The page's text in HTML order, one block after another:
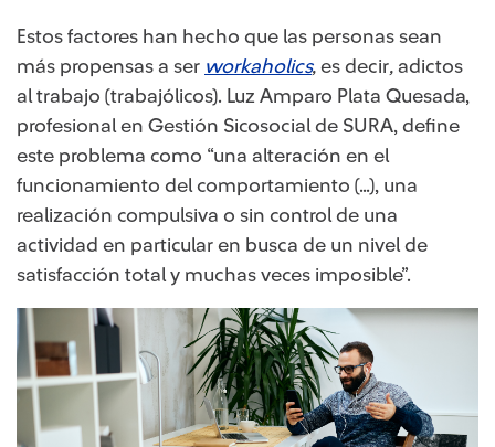
Estos factores han hecho que las personas sean
más propensas a ser workaholics, es decir, adictos
al trabajo (trabajólicos). Luz Amparo Plata Quesada,
profesional en Gestión Sicosocial de SURA, define
este problema como “una alteración en el
funcionamiento del comportamiento (…), una
realización compulsiva o sin control de una
actividad en particular en busca de un nivel de
satisfacción total y muchas veces imposible”.